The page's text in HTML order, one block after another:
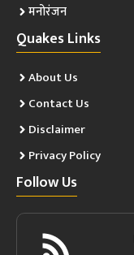
मनोरंजन
Quakes Links
About Us
Contact Us
Disclaimer
Privacy Policy
Follow Us